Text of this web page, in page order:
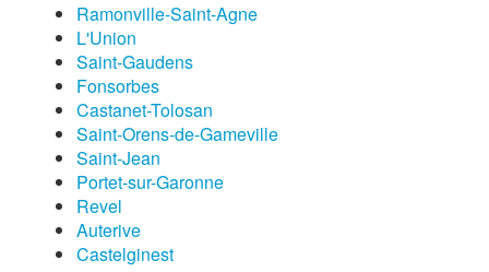
Ramonville-Saint-Agne
L'Union
Saint-Gaudens
Fonsorbes
Castanet-Tolosan
Saint-Orens-de-Gameville
Saint-Jean
Portet-sur-Garonne
Revel
Auterive
Castelginest